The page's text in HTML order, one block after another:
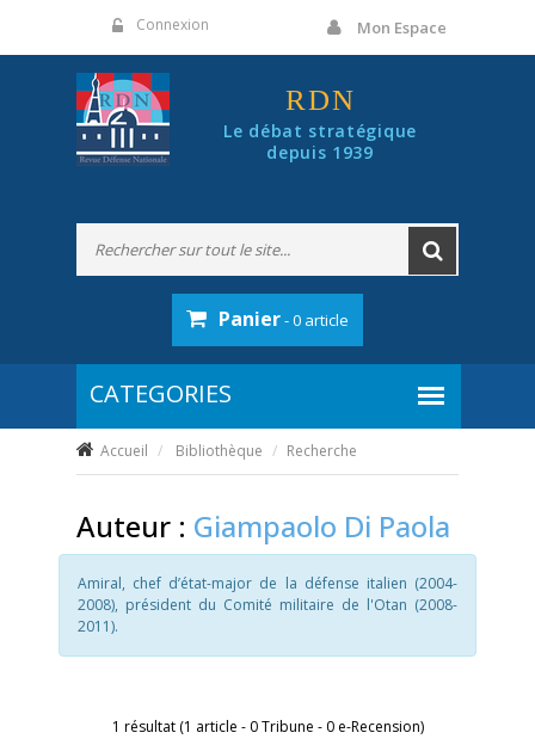
Connexion Mon Espace
RDN
Le débat stratégique
depuis 1939
Panier- 0 article
Accueil Bibliothèque Recherche
Auteur : Giampaolo Di Paola
Amiral, chef d’état-major de la défense italien (2004-
2008), président du Comité militaire de l'Otan (2008-
2011).
1 résultat (1 article - 0 Tribune - 0 e-Recension)